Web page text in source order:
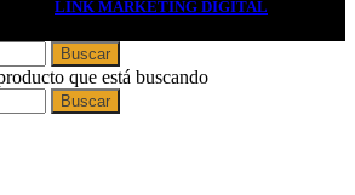
LINK MARKETING DIGITAL
Buscar
que está buscando
Buscar